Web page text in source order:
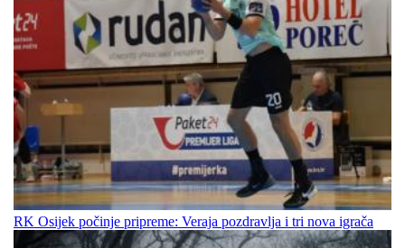
RK Osijek počinje pripreme: Veraja pozdravlja i tri nova igrača